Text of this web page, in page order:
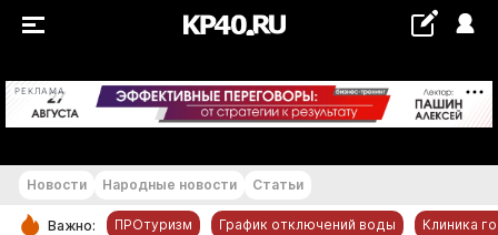
РЕКЛАМА +18...+19 °С
Новости Народные новости Статьи
Важно: ПРОтуризм График отключений воды Клиника